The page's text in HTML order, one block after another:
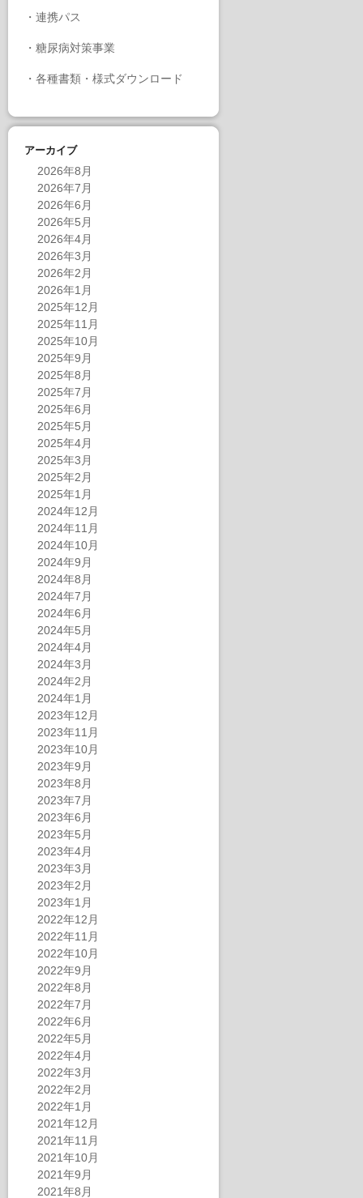
・ 連携パス
・ 糖尿病対策事業
・ 各種書類・様式ダウンロード
アーカイブ
2026年8月
2026年7月
2026年6月
2026年5月
2026年4月
2026年3月
2026年2月
2026年1月
2025年12月
2025年11月
2025年10月
2025年9月
2025年8月
2025年7月
2025年6月
2025年5月
2025年4月
2025年3月
2025年2月
2025年1月
2024年12月
2024年11月
2024年10月
2024年9月
2024年8月
2024年7月
2024年6月
2024年5月
2024年4月
2024年3月
2024年2月
2024年1月
2023年12月
2023年11月
2023年10月
2023年9月
2023年8月
2023年7月
2023年6月
2023年5月
2023年4月
2023年3月
2023年2月
2023年1月
2022年12月
2022年11月
2022年10月
2022年9月
2022年8月
2022年7月
2022年6月
2022年5月
2022年4月
2022年3月
2022年2月
2022年1月
2021年12月
2021年11月
2021年10月
2021年9月
2021年8月